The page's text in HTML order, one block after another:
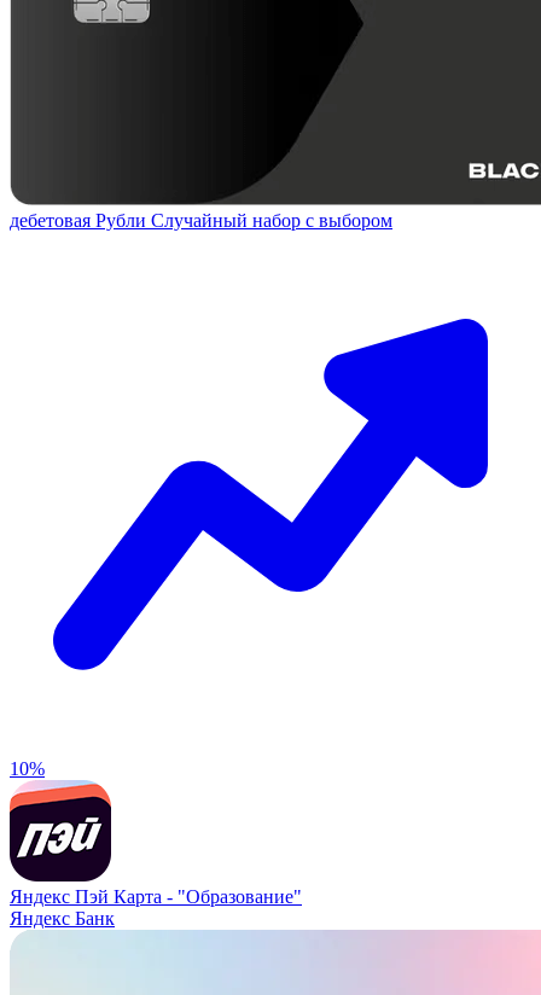
дебетовая Рубли Случайный набор с выбором
10%
Яндекс Пэй Карта - "Образование"
Яндекс Банк